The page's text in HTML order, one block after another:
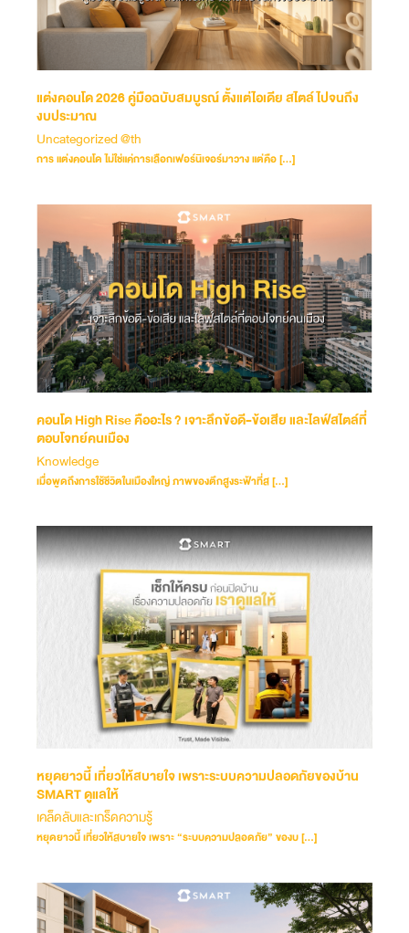
แต่งคอนโด 2026 คู่มือฉบับสมบูรณ์ ตั้งแต่ไอเดีย สไตล์ ไปจนถึง
งบประมาณ
Uncategorized @th
การ แต่งคอนโด ไม่ใช่แค่การเลือกเฟอร์นิเจอร์มาวาง แต่คือ […]
คอนโด High Rise คืออะไร ? เจาะลึกข้อดี-ข้อเสีย และไลฟ์สไตล์ที่
ตอบโจทย์คนเมือง
Knowledge
เมื่อพูดถึงการใช้ชีวิตในเมืองใหญ่ ภาพของตึกสูงระฟ้าที่ส […]
หยุดยาวนี้ เที่ยวให้สบายใจ เพราะระบบความปลอดภัยของบ้าน
SMART ดูแลให้
เคล็ดลับและเกร็ดความรู้
หยุดยาวนี้ เที่ยวให้สบายใจ เพราะ “ระบบความปลอดภัย” ของบ […]